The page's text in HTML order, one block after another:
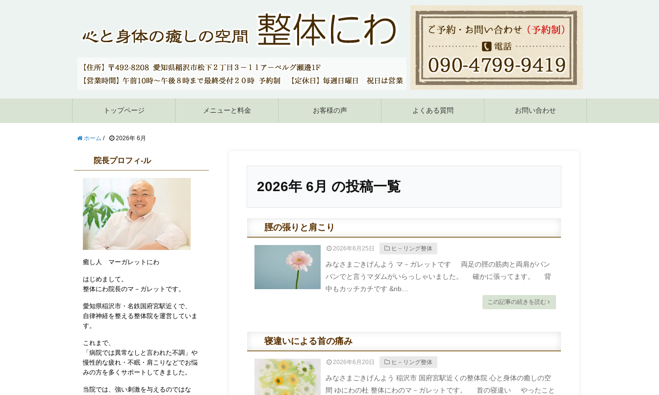
トップページ メニューと料金 お客様の声 よくある質問 お問い合わせ
ホーム / 2026年 6月
2026年 6月 の投稿一覧
脛の張りと肩こり
2026年6月25日 ヒ－リング整体
みなさまごきげんよう マ－ガレットです 両足の脛の筋肉と両肩がパン
パンでと言うマダムがいらっしゃいました。 確かに張ってます。 背
中もカッチカチです &nb…
この記事の続きを読む
寝違いによる首の痛み
2026年6月20日 ヒ－リング整体
みなさまごきげんよう 稲沢市 国府宮駅近くの整体院 心と身体の癒しの空
間 ゆにわの杜 整体にわのマ－ガレットです。 首の寝違い やったこと
院長プロフィ-ル
癒し人 マーガレットにわ
はじめまして。
整体にわ院長のマ－ガレットです。
愛知県稲沢市・名鉄国府宮駅近くで、
自律神経を整える整体院を運営していま
す。
これまで、
「病院では異常なしと言われた不調」や
慢性的な疲れ・不眠・肩こりなどでお悩
みの方を多くサポートしてきました。
当院では、強い刺激を与えるのではな